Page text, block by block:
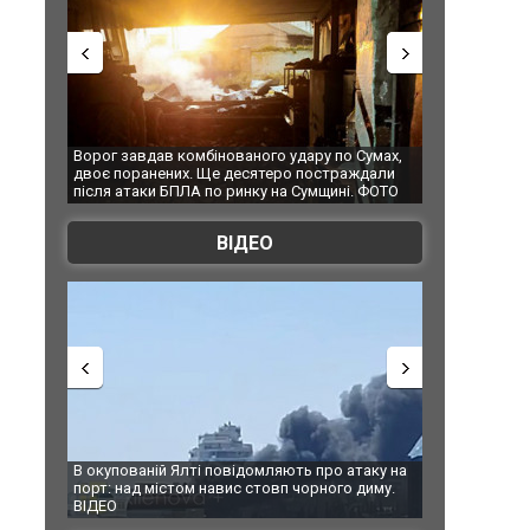
Ворог завдав комбінованого удару по Сумах,
двоє поранених. Ще десятеро постраждали
після атаки БПЛА по ринку на Сумщині. ФОТО
ВІДЕО
В окупованій Ялті повідомляють про атаку на
порт: над містом навис стовп чорного диму.
ВІДЕО